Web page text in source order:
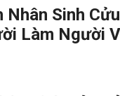
Nhân Sinh
Làm Người